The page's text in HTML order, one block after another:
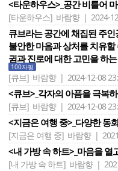
<타운하우스>_공간 비틀어
[타운하우스] 바람향 | 2024-
큐브라는 공간에 채집된 주
불안한 마음과 상처를 치유
귐과 진로에 대한 고민을 하
100자평
[큐브] 바람향 | 2024-12-08
<큐브>_각자의 아픔을 극복
[큐브] 바람향 | 2024-12-08
<지금은 여행 중>_다양한 동
[지금은 여행 중] 바람향 |
<내 가방 속 하트>_마음을 열
[내 가방 속 하트] 바람향 |